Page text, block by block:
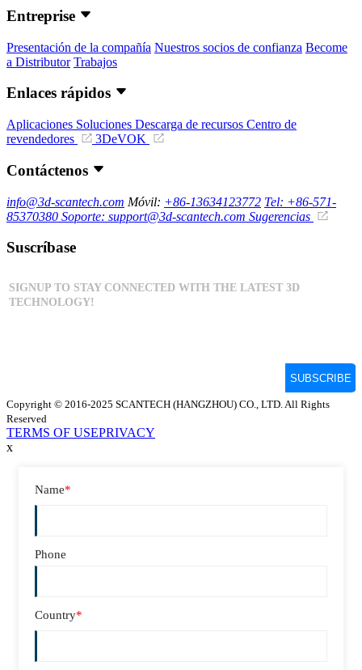
Entreprise
Presentación de la compañía Nuestros socios de confianza Become
a Distributor Trabajos
Enlaces rápidos
Aplicaciones Soluciones Descarga de recursos Centro de
revendedores
3DeVOK
Contáctenos
info@3d-scantech.com Móvil: +86-13634123772 Tel: +86-571-
85370380 Soporte: support@3d-scantech.com Sugerencias
Suscríbase
Copyright © 2016-2025 SCANTECH (HANGZHOU) CO., LTD. All Rights
Reserved
TERMS OF USEPRIVACY
x
Name*
Phone
Country*